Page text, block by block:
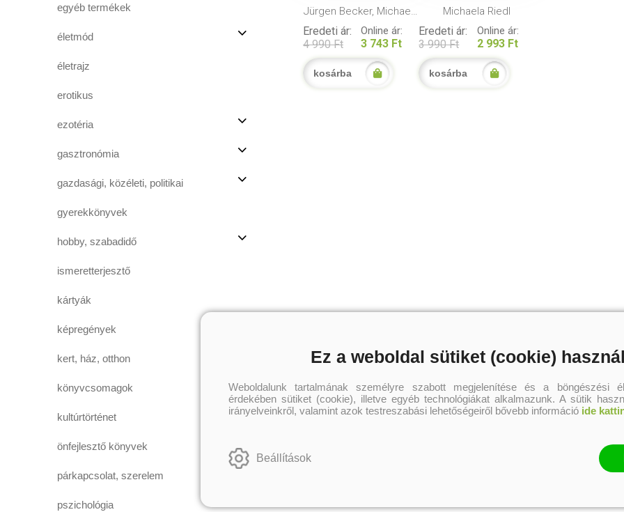
egyéb termékek
életmód
életrajz
erotikus
ezotéria
gasztronómia
gazdasági, közéleti, politikai
gyerekkönyvek
hobby, szabadidő
ismeretterjesztő
kártyák
képregények
kert, ház, otthon
könyvcsomagok
kultúrtörténet
önfejlesztő könyvek
párkapcsolat, szerelem
pszichológia
Jürgen Becker, Michaela
Riedl
Eredeti ár:
4 990 Ft
Online ár:
3 743 Ft
kosárba
Michaela Riedl
Eredeti ár:
3 990 Ft
Online ár:
2 993 Ft
kosárba
Ez a weboldal sütiket (cookie) használ
Weboldalunk tartalmának személyre szabott megjelenítése és a böngészési
érdekében sütiket (cookie), illetve egyéb technológiákat alkalmazunk. A sütik
irányelveinkről, valamint azok testreszabási lehetőségeiről bővebb információ ide
Beállítások